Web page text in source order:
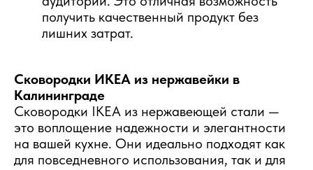
получить качественный продукт без
лишних затрат.
Сковородки ИКЕА из нержавейки в
Калининграде
Сковородки IKEA из нержавеющей стали —
это воплощение надежности и элегантности
на вашей кухне. Они идеально подходят как
для повседневного использования, так и для